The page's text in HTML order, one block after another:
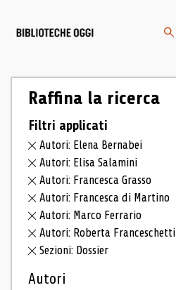
Raffina la ricerca
Filtri applicati
Autori: Elena Bernabei
Autori: Elisa Salamini
Autori: Francesca Grasso
Autori: Francesca di Martino
Autori: Marco Ferrario
Autori: Roberta Franceschetti
Sezioni: Dossier
Autori